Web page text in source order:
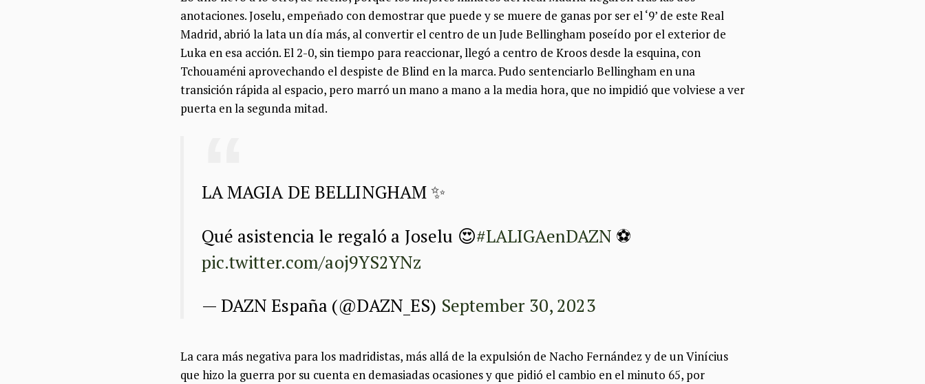
anotaciones. Joselu, empeñado con demostrar que puede y se muere de ganas por ser el ‘9’ de este Real
Madrid, abrió la lata un día más, al convertir el centro de un Jude Bellingham poseído por el exterior de
Luka en esa acción. El 2-0, sin tiempo para reaccionar, llegó a centro de Kroos desde la esquina, con
Tchouaméni aprovechando el despiste de Blind en la marca. Pudo sentenciarlo Bellingham en una
transición rápida al espacio, pero marró un mano a mano a la media hora, que no impidió que volviese a ver
puerta en la segunda mitad.
LA MAGIA DE BELLINGHAM ✨
Qué asistencia le regaló a Joselu 😍#LALIGAenDAZN ⚽
pic.twitter.com/aoj9YS2YNz
— DAZN España (@DAZN_ES) September 30, 2023
La cara más negativa para los madridistas, más allá de la expulsión de Nacho Fernández y de un Vinícius
que hizo la guerra por su cuenta en demasiadas ocasiones y que pidió el cambio en el minuto 65, por